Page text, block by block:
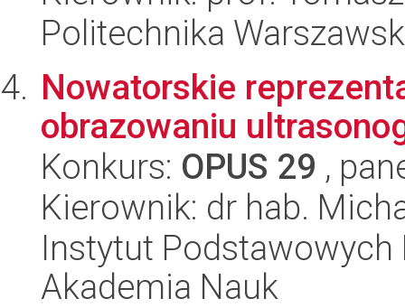
Politechnika
Nowatorskie
obrazowaniu
Konkurs: OPUS 29 ,
Kierownik: dr hab.
Instytut
Akademia Nauk